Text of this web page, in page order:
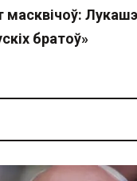
масквічоў:
братоў»